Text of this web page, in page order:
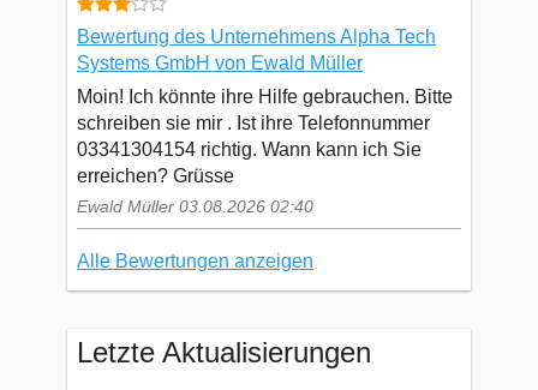
Bewertung des Unternehmens Alpha Tech
Systems GmbH von Ewald Müller
Moin! Ich könnte ihre Hilfe gebrauchen. Bitte
schreiben sie mir . Ist ihre Telefonnummer
03341304154 richtig. Wann kann ich Sie
erreichen? Grüsse
Ewald Müller 03.08.2026 02:40
Alle Bewertungen anzeigen
Letzte Aktualisierungen